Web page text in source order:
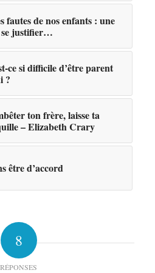
fautes de nos enfants : une
se justifier…
ce si difficile d’être parent
?
ton frère, laisse ta
– Elizabeth Crary
être d’accord
8
RÉPONSES